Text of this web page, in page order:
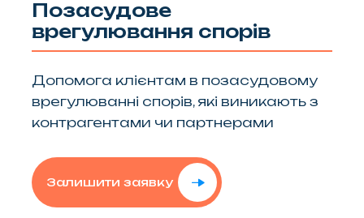
Позасудове
врегулювання спорів
Допомога клієнтам в позасудовому
врегулюванні спорів, які виникають з
контрагентами чи партнерами
Залишити заявку